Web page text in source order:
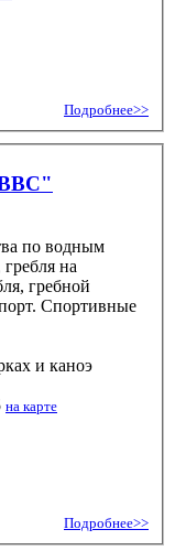
Подробнее>>
по водным
на
гребной
Спортивные
и каноэ
на карте
Подробнее>>